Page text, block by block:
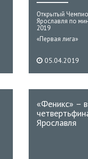
Открытый
Ярославля по
2019
«Первая лига»
05.04.2019
«Феникс» – в
Ярославля